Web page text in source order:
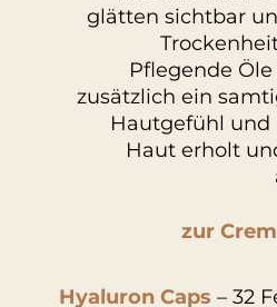
glätten sichtbar
Pflegende
zusätzlich ein
Hautgefühl und
Haut erholt
zur
Hyaluron Caps – 32